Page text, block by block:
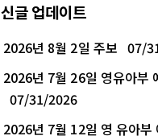
글 업데이트
2026년 8월 2일 주보 07/
2026년 7월 26일 영유아부
07/31/2026
2026년 7월 12일 영 유아부